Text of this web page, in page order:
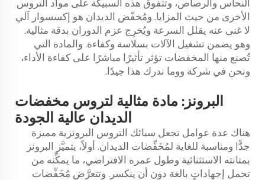
النحاس والرصاص، وتتفوق هذه السبيكة على مواد التروس
الأخرى من حيث المزايا. ومُخفّض الديدان هو إكسسوار آلي
لا غنى عنه يقلل السرعة ويُخرِج عزم الدوران بدقة مثالية.
وهو يضمن تشغيل الآلات بسلاسة وكفاءة. والمادة التي
تُصنع منها المخفضات تؤثر تأثيرًا مباشرًا على كفاءة الأداء،
ونحن في شركة ووما ندرك هذا جيدًا.
البرونز: مادة مثالية لتروس مخفضات
الديدان عالية الجودة
هناك عدة عوامل تجعل سبائك التروس البرونزية مميزة
جدًّا ومناسبة للغاية لمُخَفِّضات الديدان. أولاً، يتميَّز البرونز
بمتانته الاستثنائية وطول عمره الافتراضي، ما يمكِّنه من
تحمل إجهاداتٍ بالغة دون أن ينكسر. وتتعرَّض مُخَفِّضات